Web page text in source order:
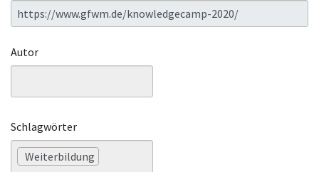
Autor
Schlagwörter
Weiterbildung